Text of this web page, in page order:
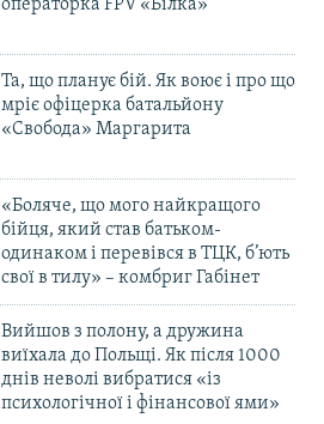
операторка FPV «Білка»
Та, що планує бій. Як воює і про що
мріє офіцерка батальйону
«Свобода» Маргарита
«Боляче, що мого найкращого
бійця, який став батьком-
одинаком і перевівся в ТЦК, б’ють
свої в тилу» – комбриг Габінет
Вийшов з полону, а дружина
виїхала до Польщі. Як після 1000
днів неволі вибратися «із
психологічної і фінансової ями»